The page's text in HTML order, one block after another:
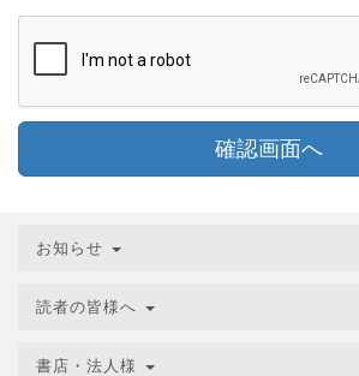
確認画面へ
お知らせ
読者の皆様へ
書店・法人様